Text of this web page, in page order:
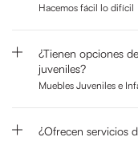
Hacemos fácil lo difícil
¿Tienen opciones
juveniles?
Muebles Juveniles e
¿Ofrecen servicios